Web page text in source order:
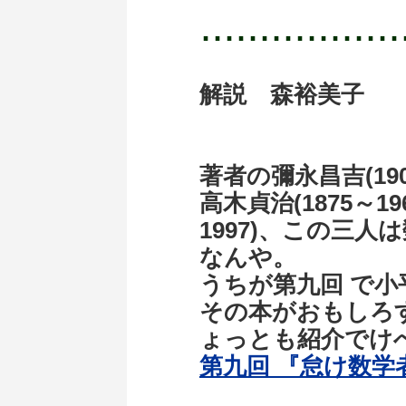
････････････････
解説 森裕美子
著者の彌永昌吉
高木貞治(1875～
1997)、この三人
なんや。
うちが第九回 で
その本がおもしろ
ょっとも紹介でけ
第九回 『怠け数学